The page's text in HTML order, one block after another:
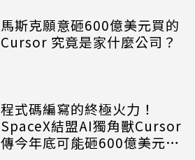
馬斯克願意砸600億美元買的
Cursor 究竟是家什麼公司？
程式碼編寫的終極火力！
SpaceX結盟AI獨角獸Cursor
傳今年底可能砸600億美元全